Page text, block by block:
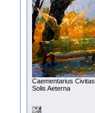
Сaementarius Civitas
Solis Aeterna